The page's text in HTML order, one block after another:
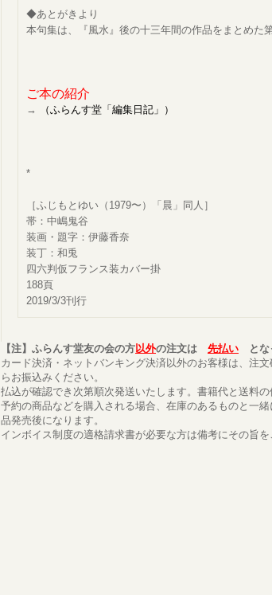
◆あとがきより
本句集は、『風水』後の十三年間の作品をまとめた
ご本の紹介
→ （ふらんす堂「編集日記」）
*
［ふじもとゆい（1979〜）「晨」同人］
帯：中嶋鬼谷
装画・題字：伊藤香奈
装丁：和兎
四六判仮フランス装カバー掛
188頁
2019/3/3刊行
【注】ふらんす堂友の会の方以外の注文は 先払い とな
カード決済・ネットバンキング決済以外のお客様は、注
らお振込みください。
払込が確認でき次第順次発送いたします。書籍代と送料の
予約の商品などを購入される場合、在庫のあるものと一
品発売後になります。
インボイス制度の適格請求書が必要な方は備考にその旨を